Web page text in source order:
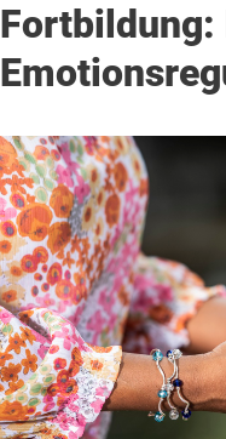
Fortbildung: